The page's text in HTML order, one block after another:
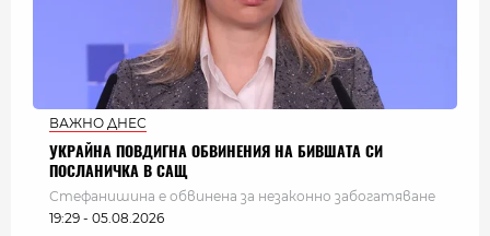
ВАЖНО ДНЕС
УКРАЙНА ПОВДИГНА ОБВИНЕНИЯ НА БИВШАТА СИ
ПОСЛАНИЧКА В САЩ
Стефанишина е обвинена за незаконно забогатяване
19:29 - 05.08.2026